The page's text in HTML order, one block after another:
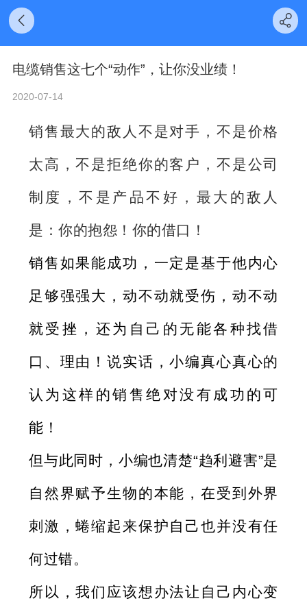
电缆销售这七个“动作”，让你没业绩！
2020-07-14
销售最大的敌人不是对手，不是价格
太高，不是拒绝你的客户，不是公司
制度，不是产品不好，最大的敌人
是：你的抱怨！你的借口！
销售如果能成功，一定是基于他内心
足够强强大，动不动就受伤，动不动
就受挫，还为自己的无能各种找借
口、理由！说实话，小编真心真心的
认为这样的销售绝对没有成功的可
能！
但与此同时，小编也清楚“趋利避害”是
自然界赋予生物的本能，在受到外界
刺激，蜷缩起来保护自己也并没有任
何过错。
所以，我们应该想办法让自己内心变